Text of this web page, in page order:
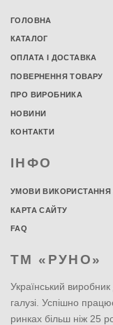
ГОЛОВНА
КАТАЛОГ
ОПЛАТА І ДОСТАВКА
ПОВЕРНЕННЯ ТОВАРУ
ПРО ВИРОБНИКА
НОВИНИ
КОНТАКТИ
ІНФО
УМОВИ ВИКОРИСТАННЯ
КАРТА САЙТУ
FAQ
ТМ «РУНО»
Український
галузі. Успішно
ринках більш ніж 25